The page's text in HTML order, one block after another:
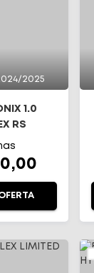
2025
1.0
RS